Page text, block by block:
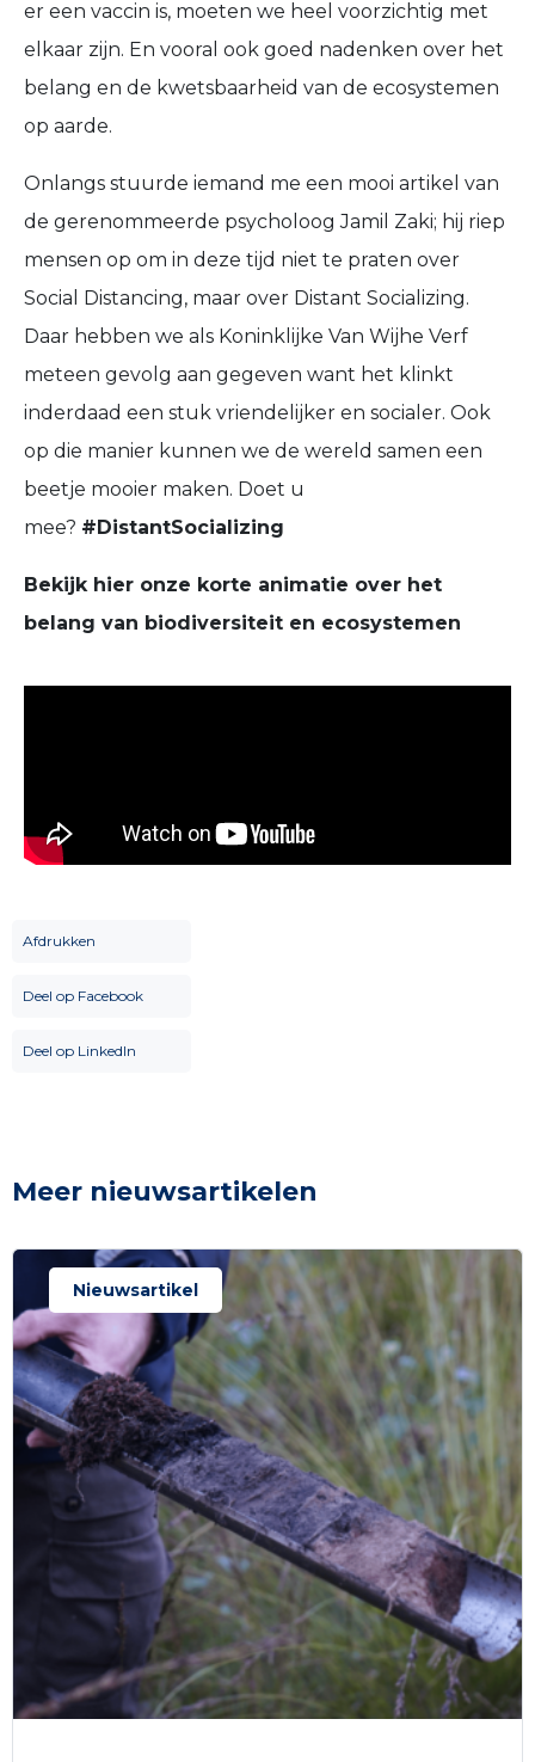
er een vaccin is, moeten we heel voorzichtig met
elkaar zijn. En vooral ook goed nadenken over het
belang en de kwetsbaarheid van de ecosystemen
op aarde.
Onlangs stuurde iemand me een mooi artikel van
de gerenommeerde psycholoog Jamil Zaki; hij riep
mensen op om in deze tijd niet te praten over
Social Distancing, maar over Distant Socializing.
Daar hebben we als Koninklijke Van Wijhe Verf
meteen gevolg aan gegeven want het klinkt
inderdaad een stuk vriendelijker en socialer. Ook
op die manier kunnen we de wereld samen een
beetje mooier maken. Doet u
mee? #DistantSocializing
Bekijk hier onze korte animatie over het
belang van biodiversiteit en ecosystemen
Afdrukken
Deel op Facebook
Deel op LinkedIn
Meer nieuwsartikelen
Nieuwsartikel